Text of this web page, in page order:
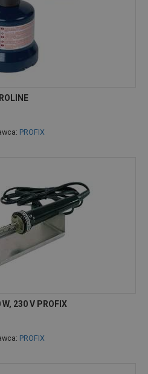
PROFIX
230 V PROFIX
PROFIX